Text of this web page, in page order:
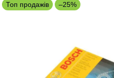
Топ продажів –25%